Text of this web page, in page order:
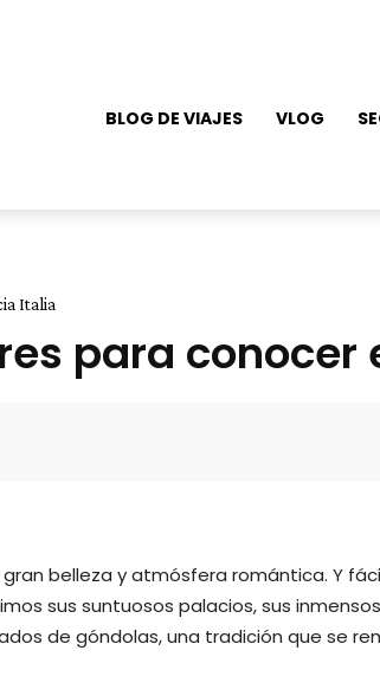
BLOG DE VIAJES VLOG
Italia
para
belleza y atmósfera romántica. Y
sus suntuosos palacios, sus
de góndolas, una tradición que se